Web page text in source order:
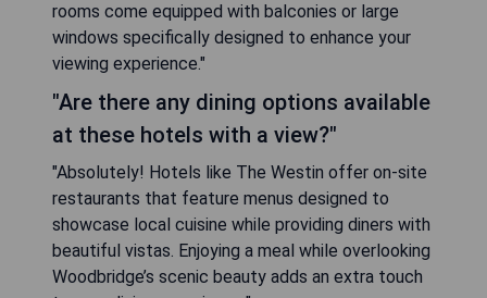
rooms come equipped with balconies or large
windows specifically designed to enhance your
viewing experience."
"Are there any dining options available
at these hotels with a view?"
"Absolutely! Hotels like The Westin offer on-site
restaurants that feature menus designed to
showcase local cuisine while providing diners with
beautiful vistas. Enjoying a meal while overlooking
Woodbridge’s scenic beauty adds an extra touch